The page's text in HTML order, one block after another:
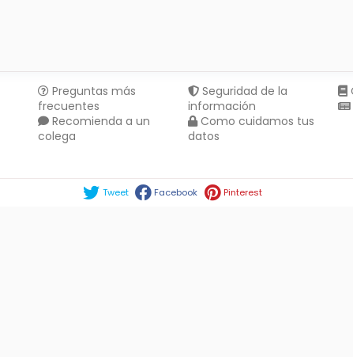
Preguntas más
frecuentes
Recomienda a un
colega
Seguridad de la
información
Como cuidamos tus
datos
Tweet Facebook Pinterest